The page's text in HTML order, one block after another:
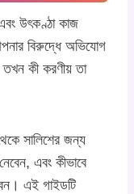
উৎকণ্ঠা কাজ
বিরুদ্ধে অভিযোগ
তখন কী করণীয় তা
সালিশের জন্য
এবং কীভাবে
এই গাইডটি